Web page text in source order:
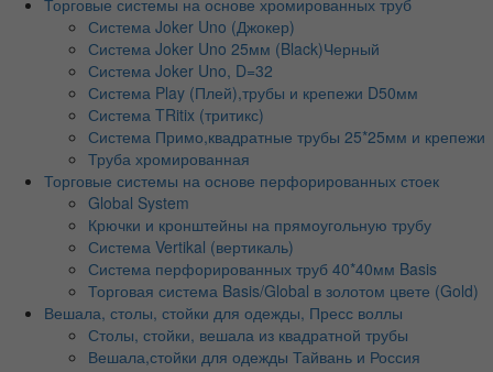
Система Joker Uno (Джокер)
Система Joker Uno 25мм (Black)Черный
Система Joker Uno, D=32
Система Play (Плей),трубы и крепежи D50мм
Система TRitix (тритикс)
Система Примо,квадратные трубы 25*25мм и крепежи
Труба хромированная
Торговые системы на основе перфорированных стоек
Global System
Крючки и кронштейны на прямоугольную трубу
Система Vertikal (вертикаль)
Система перфорированных труб 40*40мм Basis
Торговая система Basis/Global в золотом цвете (Gold)
Вешала, столы, стойки для одежды, Пресс воллы
Столы, стойки, вешала из квадратной трубы
Вешала,стойки для одежды Тайвань и Россия